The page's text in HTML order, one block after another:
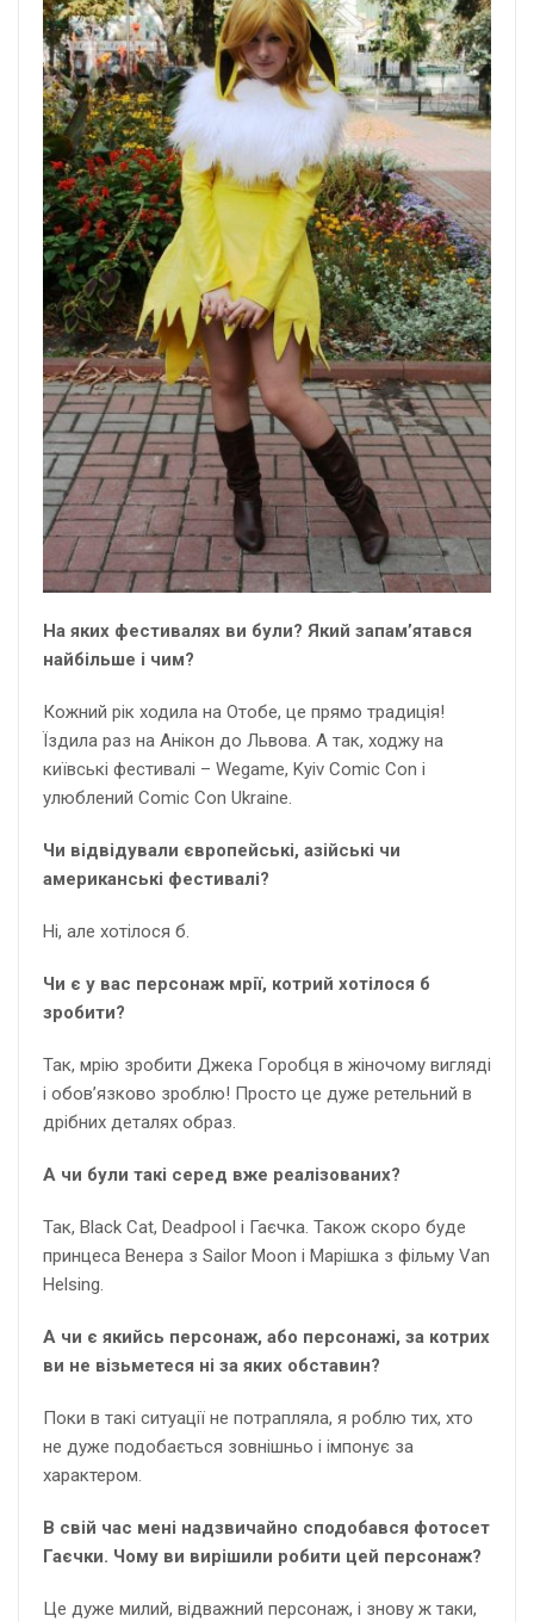
На яких фестивалях ви були? Який запам’ятався
найбільше і чим?
Кожний рік ходила на Отобе, це прямо традиція!
Їздила раз на Анікон до Львова. А так, ходжу на
київські фестивалі – Wegame, Kyiv Comic Con і
улюблений Comic Con Ukraine.
Чи відвідували європейські, азійські чи
американські фестивалі?
Ні, але хотілося б.
Чи є у вас персонаж мрії, котрий хотілося б
зробити?
Так, мрію зробити Джека Горобця в жіночому вигляді
і обов’язково зроблю! Просто це дуже ретельний в
дрібних деталях образ.
А чи були такі серед вже реалізованих?
Так, Black Cat, Deadpool і Гаєчка. Також скоро буде
принцеса Венера з Sailor Moon і Марішка з фільму Van
Helsing.
А чи є якийсь персонаж, або персонажі, за котрих
ви не візьметеся ні за яких обставин?
Поки в такі ситуації не потрапляла, я роблю тих, хто
не дуже подобається зовнішньо і імпонує за
характером.
В свій час мені надзвичайно сподобався фотосет
Гаєчки. Чому ви вирішили робити цей персонаж?
Це дуже милий, відважний персонаж, і знову ж таки,